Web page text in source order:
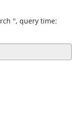
'', query time: